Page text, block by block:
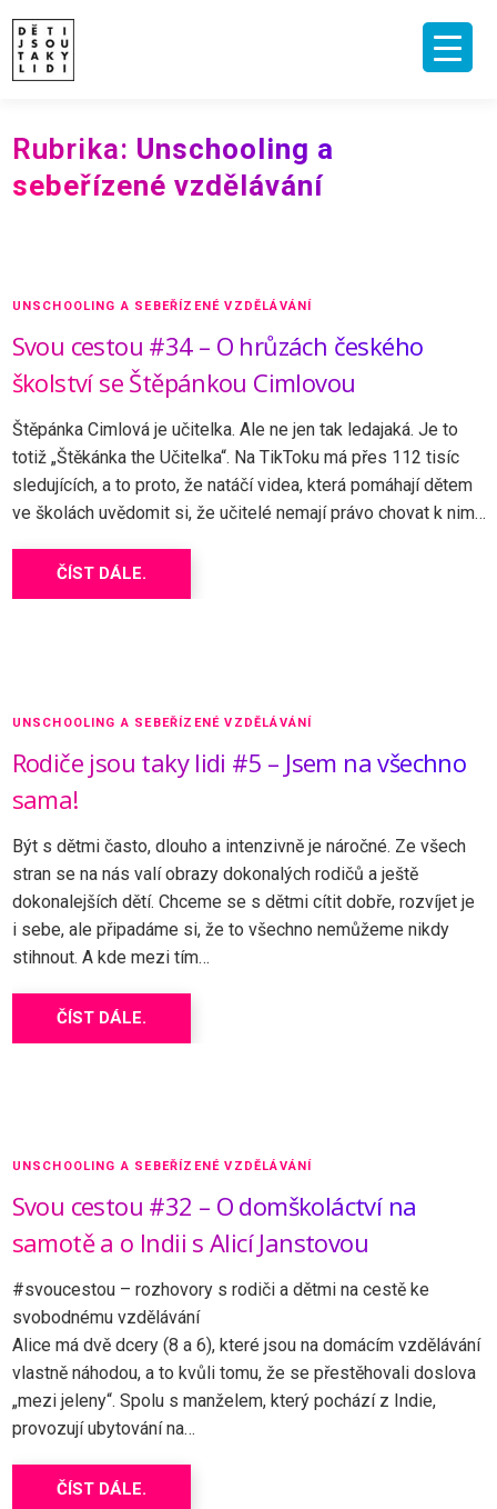
content
NAKLADATELSTVÍ
E-SHOP
VIDEA A ROZHOVORY
ARCHIV ČLÁNKŮ
PODPOŘIT
KONTAKT
Rubrika: Unschooling a
sebeřízené vzdělávání
UNSCHOOLING A SEBEŘÍZENÉ VZDĚLÁVÁNÍ
Svou cestou #34 – O hrůzách českého
školství se Štěpánkou Cimlovou
Štěpánka Cimlová je učitelka. Ale ne jen tak ledajaká. Je to
totiž „Štěkánka the Učitelka“. Na TikToku má přes 112 tisíc
sledujících, a to proto, že natáčí videa, která pomáhají dětem
ve školách uvědomit si, že učitelé nemají právo chovat k nim…
ČÍST DÁLE.
UNSCHOOLING A SEBEŘÍZENÉ VZDĚLÁVÁNÍ
Rodiče jsou taky lidi #5 – Jsem na všechno
sama!
Být s dětmi často, dlouho a intenzivně je náročné. Ze všech
stran se na nás valí obrazy dokonalých rodičů a ještě
dokonalejších dětí. Chceme se s dětmi cítit dobře, rozvíjet je
i sebe, ale připadáme si, že to všechno nemůžeme nikdy
stihnout. A kde mezi tím…
ČÍST DÁLE.
UNSCHOOLING A SEBEŘÍZENÉ VZDĚLÁVÁNÍ
Svou cestou #32 – O domškoláctví na
samotě a o Indii s Alicí Janstovou
#svoucestou – rozhovory s rodiči a dětmi na cestě ke
svobodnému vzdělávání
Alice má dvě dcery (8 a 6), které jsou na domácím vzdělávání
vlastně náhodou, a to kvůli tomu, že se přestěhovali doslova
„mezi jeleny“. Spolu s manželem, který pochází z Indie,
provozují ubytování na…
ČÍST DÁLE.